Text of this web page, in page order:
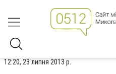
12:20, 23 липня 2013 р.